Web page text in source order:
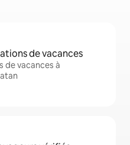
de vacances
de vacances à